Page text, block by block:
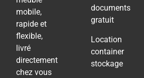
mobile,
rapide et
flexible,
livré
directement
chez vous
documents
gratuit
Location
container
stockage